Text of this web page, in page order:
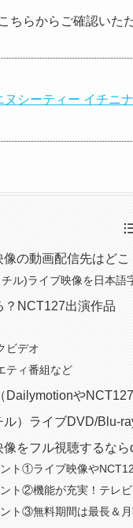
ちらからご確認いた
ヌシーティー イチニ
の動画配信先はど
ル)ライブ映像を日本語
？NCT127出演作品
ビデオ
ティ番組など
Dailymotionや
）ライブDVD/Blu-
をフル視聴するなら
ト①ライブ映像や
ト②機能が充実！テレ
ト③無料期間は最長＆月